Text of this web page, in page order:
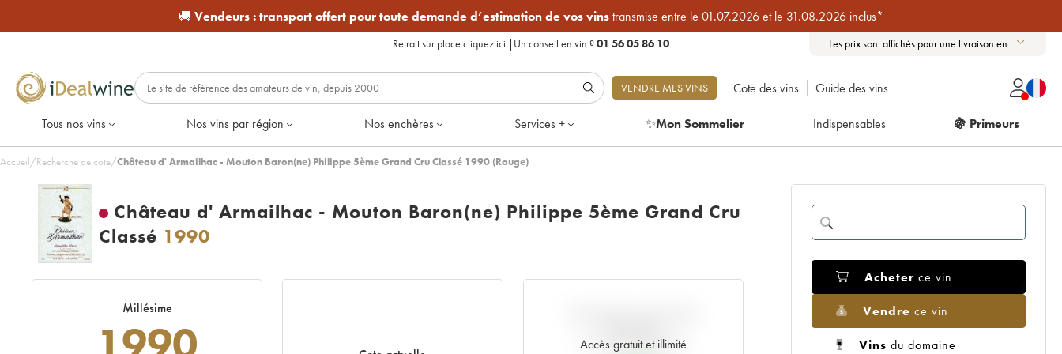
🚚 Vendeurs :transport offert pour toute demande d’estimation de vos vinstransmise entre le 01.07.2026 et le 31.08.2026 inclus*
Retrait sur place cliquez ici | Un conseil en vin ?01 56 05 86 10 Les prix sont affichés pour une livraison en :
VENDRE MES VINS Cote des vins Guide des vins
Tous nos vins Nos vins par région Nos enchères Services + ✨Mon Sommelier Indispensables 🍇 Primeurs
Accueil/Recherche de cote/Château d' Armailhac - Mouton Baron(ne) Philippe 5ème Grand Cru Classé 1990 (Rouge)
Château d' Armailhac - Mouton Baron(ne) Philippe 5ème Grand Cru
Classé 1990
Millésime
Accès gratuit et illimité
AU PRIX PRIMEUR
Acheter ce vin
Vendre ce vin
Vins du domaine